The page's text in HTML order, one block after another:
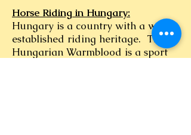
Horse Riding in Hungary:
Hungary is a country with a well-
established riding heritage. The
Hungarian Warmblood is a sport